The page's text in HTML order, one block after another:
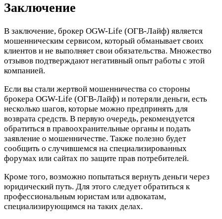
Заключение
В заключение, брокер OGW-Life (ОГВ-Лайф) является
мошенническим сервисом, который обманывает своих
клиентов и не выполняет свои обязательства. Множество
отзывов подтверждают негативный опыт работы с этой
компанией.
Если вы стали жертвой мошенничества со стороны
брокера OGW-Life (ОГВ-Лайф) и потеряли деньги, есть
несколько шагов, которые можно предпринять для
возврата средств. В первую очередь, рекомендуется
обратиться в правоохранительные органы и подать
заявление о мошенничестве. Также полезно будет
сообщить о случившемся на специализированных
форумах или сайтах по защите прав потребителей.
Кроме того, возможно попытаться вернуть деньги через
юридический путь. Для этого следует обратиться к
профессиональным юристам или адвокатам,
специализирующимся на таких делах.